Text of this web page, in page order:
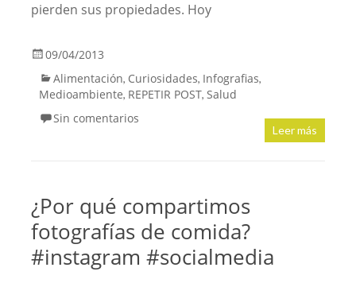
pierden sus propiedades. Hoy
09/04/2013
Alimentación, Curiosidades, Infografias,
Medioambiente, REPETIR POST, Salud
Sin comentarios
Leer más
¿Por qué compartimos
fotografías de comida?
#instagram #socialmedia